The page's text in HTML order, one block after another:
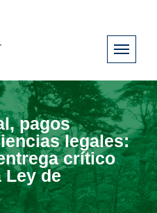
pagos
legales:
crítico
Ley de